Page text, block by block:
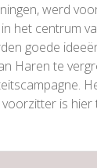
werd
het centrum
goede
Haren te
voorzitter is hier